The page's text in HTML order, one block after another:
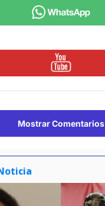
Mostrar Comentarios